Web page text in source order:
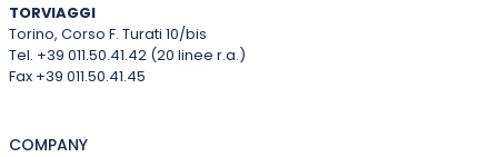
TORVIAGGI
Torino, Corso F. Turati 10/bis
Tel. +39 011.50.41.42 (20 linee r.a.)
Fax +39 011.50.41.45
COMPANY